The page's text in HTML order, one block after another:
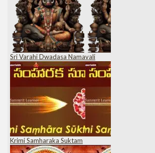
Sri Varahi Dwadasa Namavali
Krimi Samharaka Suktam